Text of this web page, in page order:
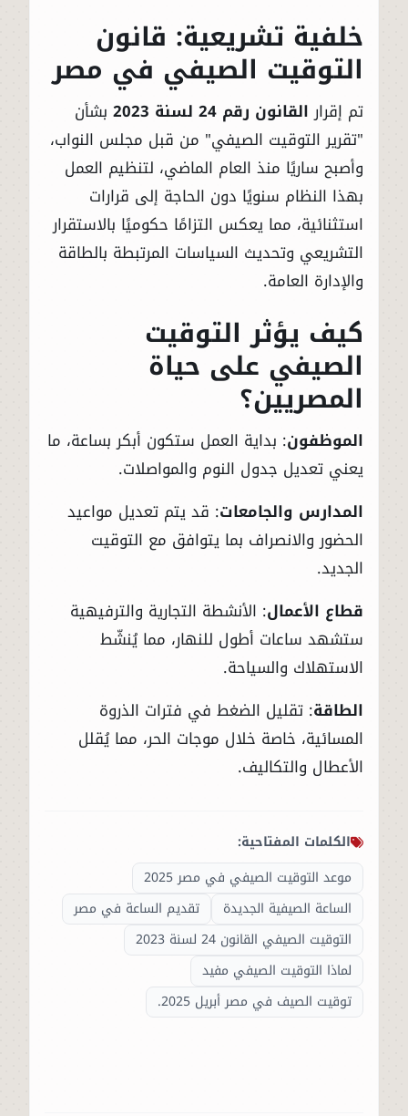
خلفية تشريعية: قانون
التوقيت الصيفي في مصر
تم إقرارالقانون رقم 24 لسنة 2023
بشأن
"تقرير التوقيت الصيفي" من قبل مجلس النواب،
وأصبح ساريًا منذ العام الماضي، لتنظيم العمل
بهذا النظام سنويًا دون الحاجة إلى قرارات
استثنائية، مما يعكس التزامًا حكوميًا بالاستقرار
التشريعي وتحديث السياسات المرتبطة بالطاقة
والإدارة العامة.
كيف يؤثر التوقيت
الصيفي على حياة
المصريين؟
الموظفون: بداية العمل ستكون أبكر بساعة، ما
يعني تعديل جدول النوم والمواصلات.
المدارس والجامعات: قد يتم تعديل مواعيد
الحضور والانصراف بما يتوافق مع التوقيت
الجديد.
قطاع الأعمال: الأنشطة التجارية والترفيهية
ستشهد ساعات أطول للنهار، مما يُنشّط
الاستهلاك والسياحة.
الطاقة: تقليل الضغط في فترات الذروة
المسائية، خاصة خلال موجات الحر، مما يُقلل
الأعطال والتكاليف.
الكلمات المفتاحية:
موعد التوقيت الصيفي في مصر 2025
الساعة الصيفية الجديدة
تقديم الساعة في مصر
التوقيت الصيفي القانون 24 لسنة 2023
لماذا التوقيت الصيفي مفيد
توقيت الصيف في مصر أبريل 2025.